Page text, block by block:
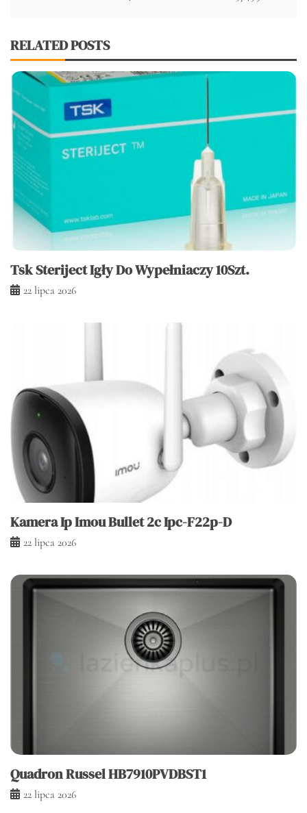
RELATED POSTS
Tsk Steriject Igły Do Wypełniaczy 10Szt.
22 lipca 2026
Kamera Ip Imou Bullet 2c Ipc-F22p-D
22 lipca 2026
Quadron Russel HB7910PVDBST1
22 lipca 2026